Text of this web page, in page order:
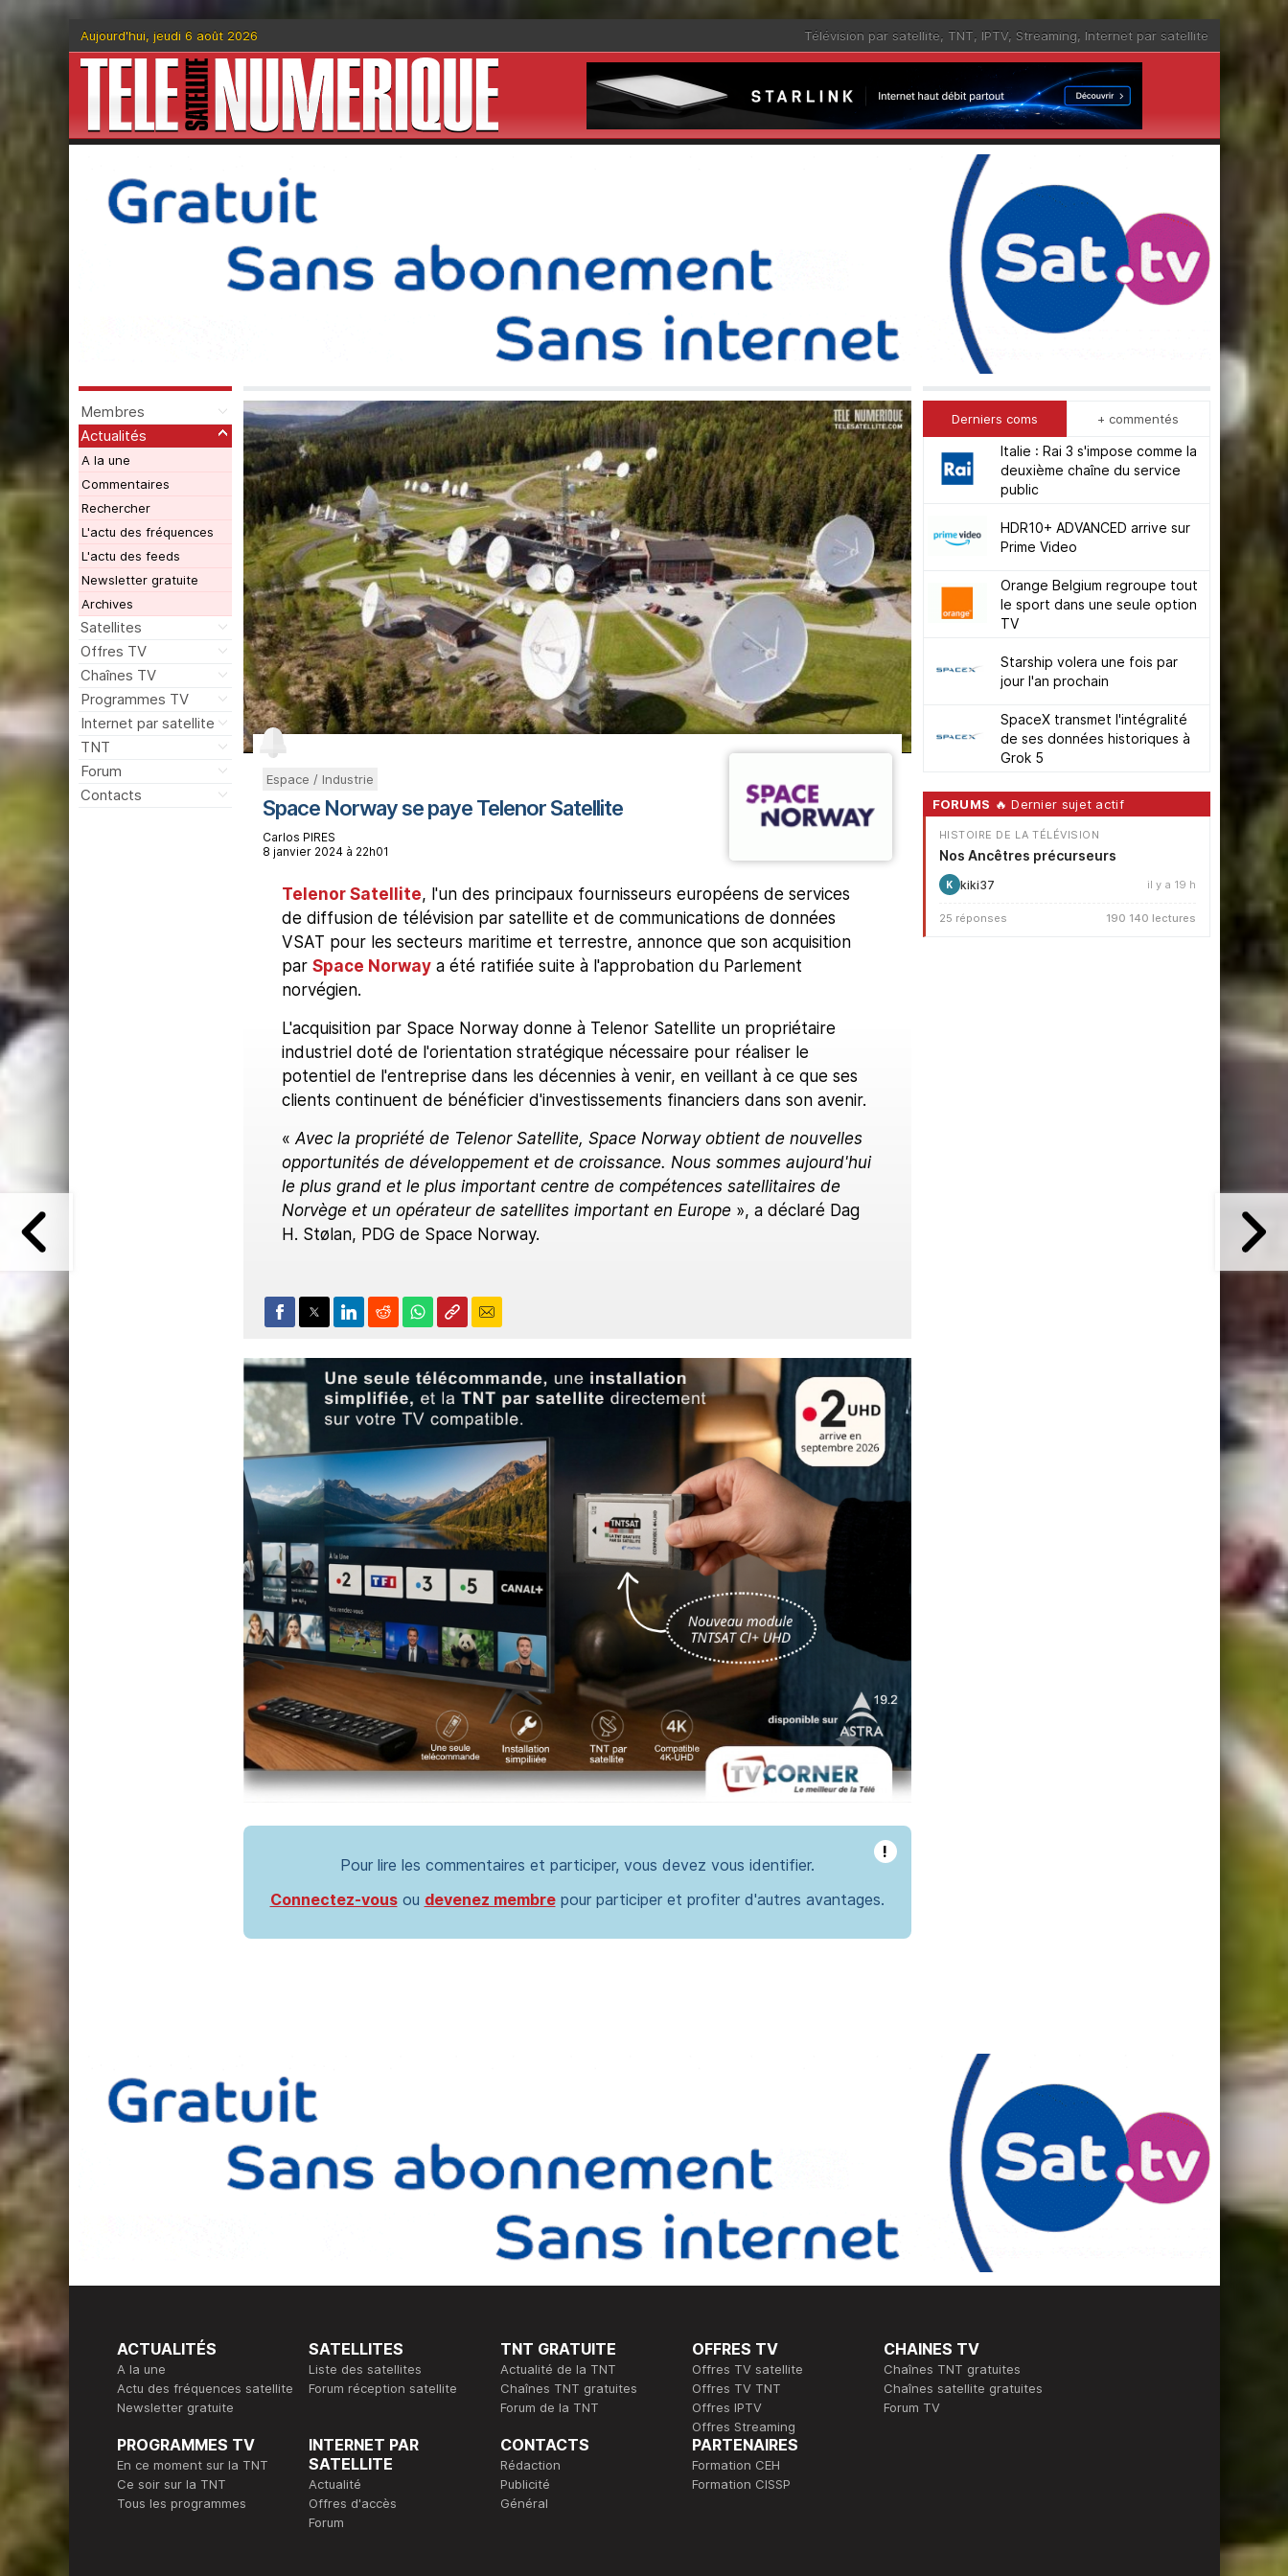
Aujourd'hui, jeudi 6 août 2026 Télévision par satellite, TNT, IPTV, Streaming, Internet par satellite
Membres
Actualités
A la une
Commentaires
Rechercher
L'actu des fréquences
L'actu des feeds
Newsletter gratuite
Archives
Satellites
Offres TV
Chaînes TV
Programmes TV
Internet par satellite
TNT
Forum
Contacts
Espace / Industrie
Space Norway se paye Telenor Satellite
Carlos PIRES
8 janvier 2024 à 22h01
Telenor Satellite, l'un des principaux fournisseurs européens de services
de diffusion de télévision par satellite et de communications de données
VSAT pour les secteurs maritime et terrestre, annonce que son acquisition
par Space Norwaya été ratifiée suite à l'approbation du Parlement
norvégien.
L'acquisition par Space Norway donne à Telenor Satellite un propriétaire
industriel doté de l'orientation stratégique nécessaire pour réaliser le
potentiel de l'entreprise dans les décennies à venir, en veillant à ce que ses
clients continuent de bénéficier d'investissements financiers dans son avenir.
« Avec la propriété de Telenor Satellite, Space Norway obtient de nouvelles
opportunités de développement et de croissance. Nous sommes aujourd'hui
le plus grand et le plus important centre de compétences satellitaires de
Norvège et un opérateur de satellites important en Europe », a déclaré Dag
H. Stølan, PDG de Space Norway.
!
Pour lire les commentaires et participer, vous devez vous identifier.
Connectez-vousou devenez membrepour participer et profiter d'autres avantages.
Derniers coms + commentés
Italie : Rai 3 s'impose comme la
deuxième chaîne du service
public
HDR10+ ADVANCED arrive sur
Prime Video
Orange Belgium regroupe tout
le sport dans une seule option
TV
Starship volera une fois par
jour l'an prochain
SpaceX transmet l'intégralité
de ses données historiques à
Grok 5
FORUMS 🔥 Dernier sujet actif
HISTOIRE DE LA TÉLÉVISION
Nos Ancêtres précurseurs
K kiki37 il y a 19 h
25 réponses 190 140 lectures
ACTUALITÉS
A la une
Actu des fréquences satellite
Newsletter gratuite
SATELLITES
Liste des satellites
Forum réception satellite
TNT GRATUITE
Actualité de la TNT
Chaînes TNT gratuites
Forum de la TNT
OFFRES TV
Offres TV satellite
Offres TV TNT
Offres IPTV
Offres Streaming
CHAINES TV
Chaînes TNT gratuites
Chaînes satellite gratuites
Forum TV
PROGRAMMES TV
En ce moment sur la TNT
Ce soir sur la TNT
Tous les programmes
INTERNET PAR
SATELLITE
Actualité
Offres d'accès
Forum
CONTACTS
Rédaction
Publicité
Général
PARTENAIRES
Formation CEH
Formation CISSP